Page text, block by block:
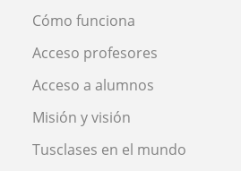
Cómo funciona
Acceso profesores
Acceso a alumnos
Misión y visión
Tusclases en el mundo